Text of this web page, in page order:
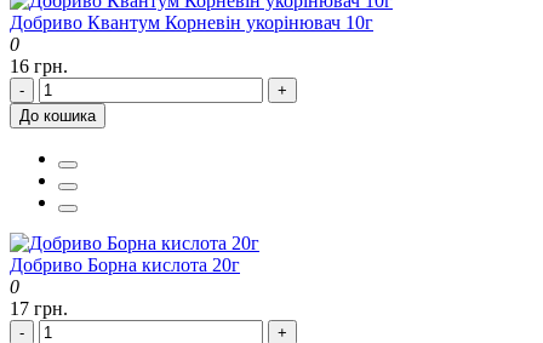
Добриво Квантум Корневін укорінювач 10г
0
16 грн.
-
+
До кошика
Добриво Борна кислота 20г
0
17 грн.
-
+